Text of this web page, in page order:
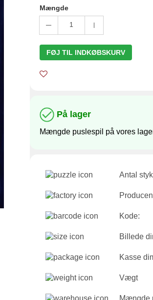
Mængde
1
FØJ TIL INDKØBSKURV
På lager
Mængde puslespil på vores
Antal
Kode:
Billede
Kasse
Vægt
Mængde